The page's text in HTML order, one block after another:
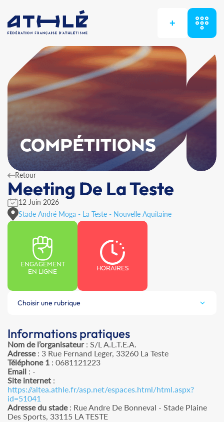
+
COMPÉTITIONS
Retour
Meeting De La Teste
12 Juin 2026
Stade André Moga - La Teste - Nouvelle Aquitaine
ENGAGEMENT
EN LIGNE
HORAIRES
Choisir une rubrique
Informations pratiques
Nom de l’organisateur: S/L A.L.T.E.A.
Adresse: 3 Rue Fernand Leger, 33260 La Teste
Téléphone 1 : 0681121223
Email : -
Site internet :
https://altea.athle.fr/asp.net/espaces.html/html.aspx?
id=51041
Adresse du stade: Rue Andre De Bonneval - Stade Plaine
Des Sports, 33115 LA TESTE